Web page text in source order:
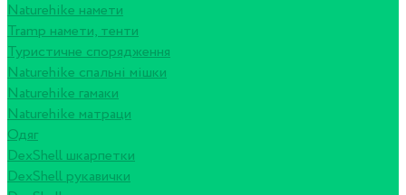
Naturehike намети
Tramp намети, тенти
Туристичне спорядження
Naturehike спальні мішки
Naturehike гамаки
Naturehike матраци
Одяг
DexShell шкарпетки
DexShell рукавички